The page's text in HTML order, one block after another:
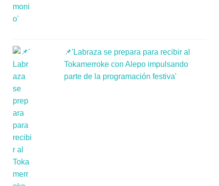
📌'Labraza se prepara para recibir al
Tokamerroke con Alepo impulsando
parte de la programación festiva'